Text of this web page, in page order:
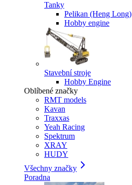
Tanky
Pelikan (Heng Long)
Hobby engine
Stavební stroje
Hobby Engine
Oblíbené značky
RMT models
Kavan
Traxxas
Yeah Racing
Spektrum
XRAY
HUDY
Všechny značky
Poradna